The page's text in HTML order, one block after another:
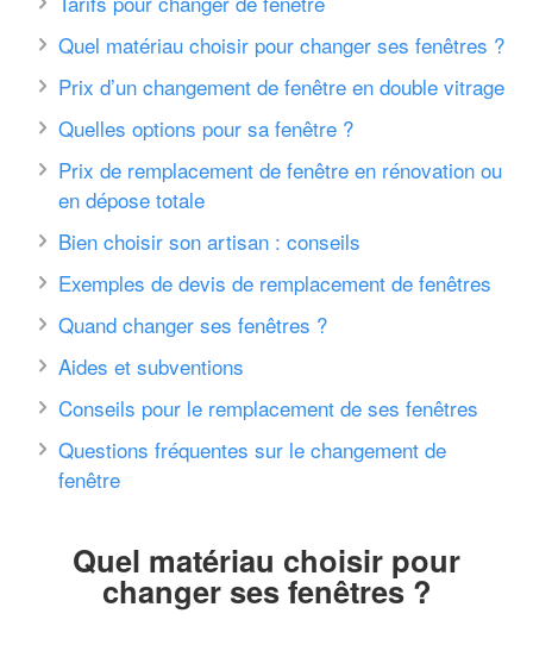
Quel matériau choisir pour changer ses fenêtres ?
Prix d’un changement de fenêtre en double vitrage
Quelles options pour sa fenêtre ?
Prix de remplacement de fenêtre en rénovation ou
en dépose totale
Bien choisir son artisan : conseils
Exemples de devis de remplacement de fenêtres
Quand changer ses fenêtres ?
Aides et subventions
Conseils pour le remplacement de ses fenêtres
Questions fréquentes sur le changement de
fenêtre
Quel matériau choisir pour
changer ses fenêtres ?